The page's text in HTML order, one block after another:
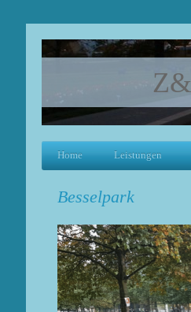
Home Leistungen
Besselpark